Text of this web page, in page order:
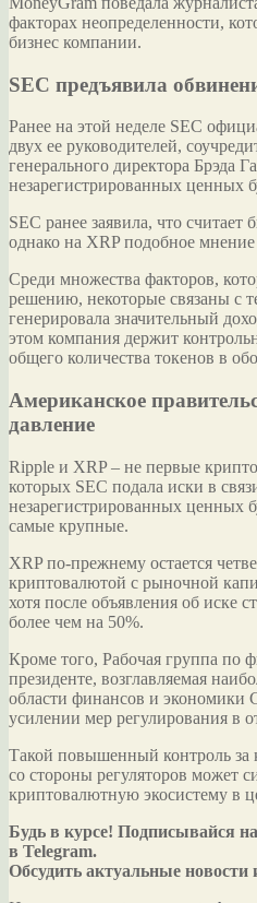
факторах неопределенности,
бизнес компании.
SEC предъявила
Ранее на этой неделе SEC
двух ее руководителей,
генерального директора Брэда
незарегистрированных ценных
SEC ранее заявила, что
однако на XRP подобное мнение
Среди множества факторов,
решению, некоторые связаны с
генерировала значительный
этом компания держит
общего количества токенов в
Американское
давление
Ripple и XRP – не первые
которых SEC подала иски в
незарегистрированных ценных
самые крупные.
XRP по-прежнему остается
криптовалютой с рыночной
хотя после объявления об иске
более чем на 50%.
Кроме того, Рабочая группа по
президенте, возглавляемая
области финансов и
усилении мер регулирования в
Такой повышенный контроль
со стороны регуляторов может
криптовалютную экосистему в
Будь в курсе! Подписывайся
в Telegram.
Обсудить актуальные